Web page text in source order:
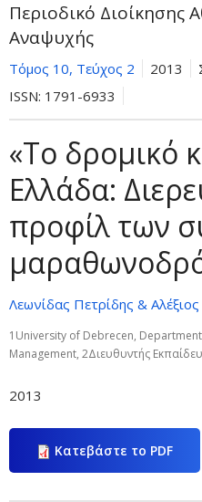
Περιοδικό Διοίκησης
Αναψυχής
Τόμος 10, Τεύχος 2 2013
ISSN: 1791-6933
«Το δρομικό
Ελλάδα:
προφίλ των
Λεωνίδας Πετρίδης &
1University of Debrecen,
Management, 2Διευθυντής
2013
Κατεβάστε το PDF